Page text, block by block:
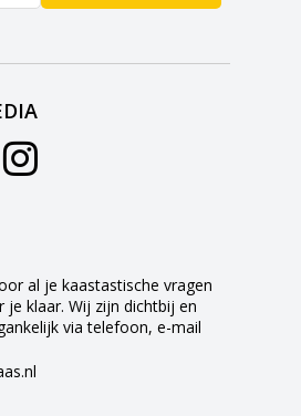
al je kaastastische vragen
je klaar. Wij zijn dichtbij en
via telefoon, e-mail